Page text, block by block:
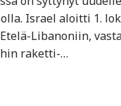
Israel aloitti 1.
Libanoniin,
raketti-…